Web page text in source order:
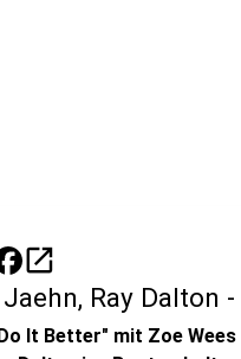
open_in_new
Ray Dalton
It Better" mit Zoe